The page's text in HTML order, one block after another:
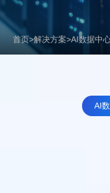
投资者关系
首页>解决方案>AI数据中
AI